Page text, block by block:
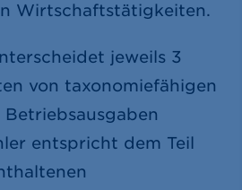
Wirtschaftstätigkeiten.
jeweils 3
von taxonomiefähigen
entspricht dem Teil